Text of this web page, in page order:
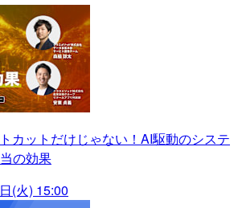
カットだけじゃない！AI駆動のシステ
の効果
(火) 15:00